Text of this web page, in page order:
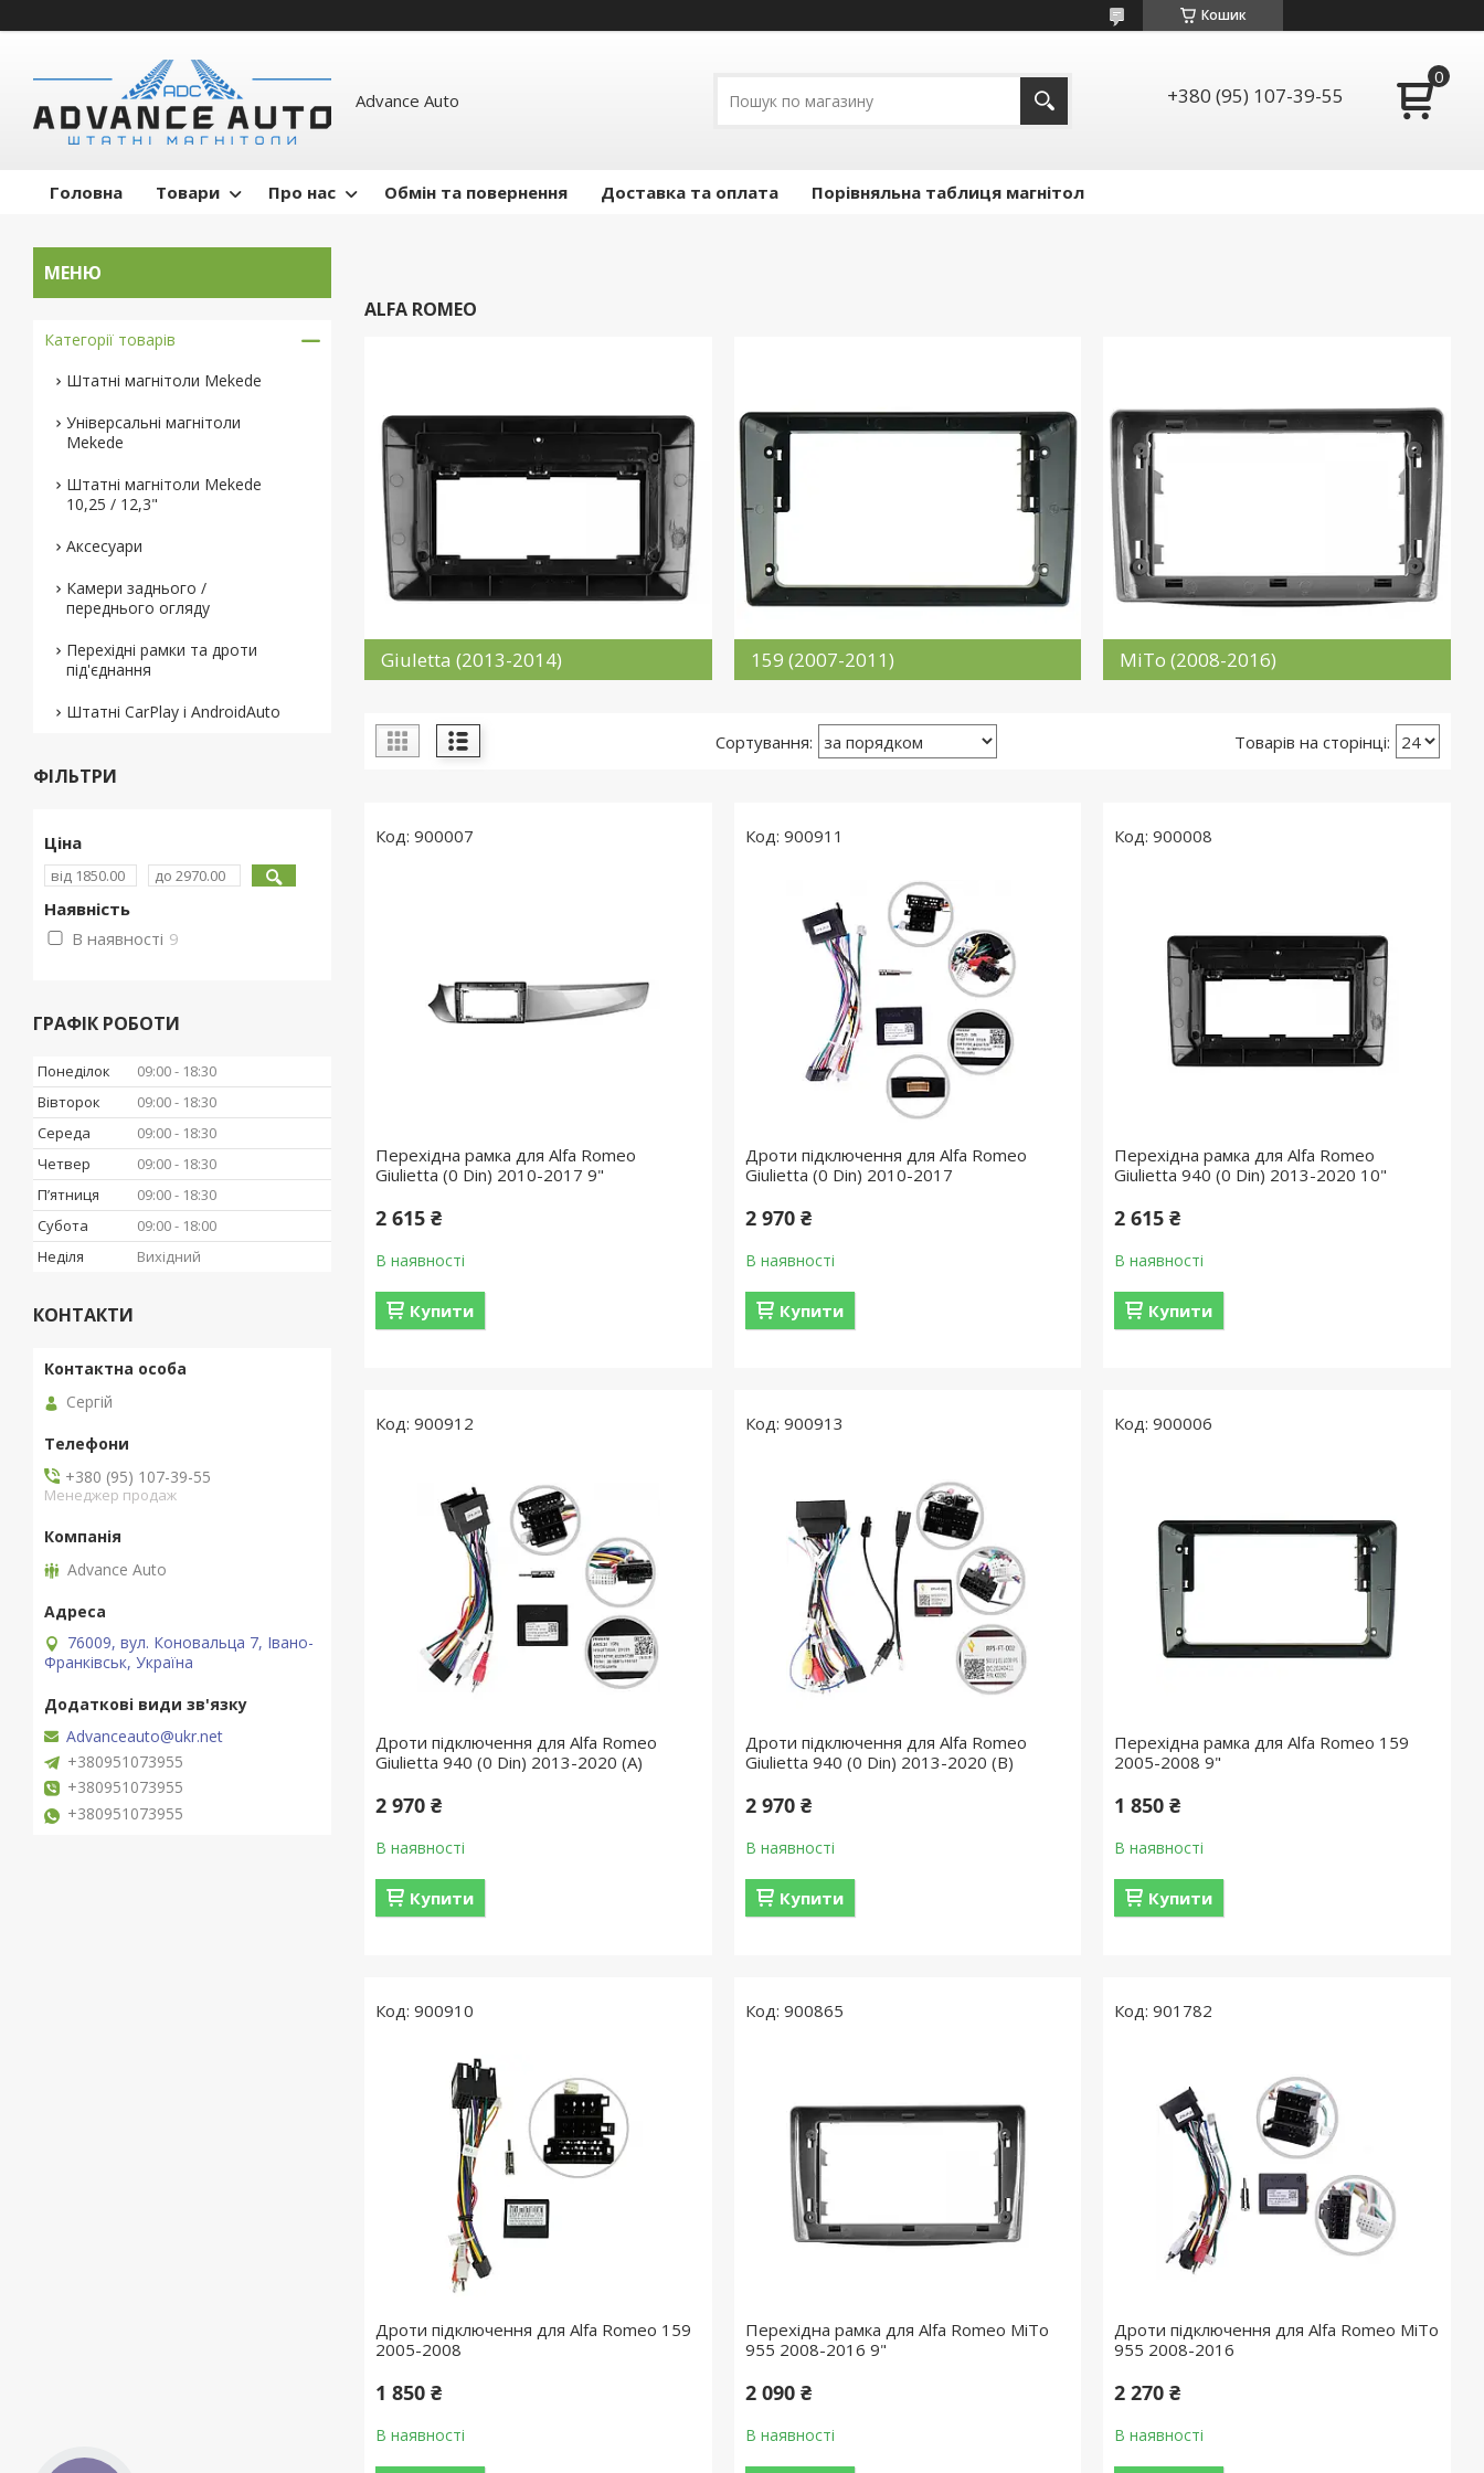
Кошик
Advance Auto +380 (95) 107-39-55
Головна Товари Про нас Обмін та повернення Доставка та оплата Порівняльна таблиця магнітол
ALFA ROMEO
Giuletta (2013-2014) 159 (2007-2011) MiTo (2008-2016)
900007
Перехідна рамка для Alfa Romeo
Giulietta (0 Din) 2010-2017 9"
2 615 ₴
В наявності
Купити
900911
Дроти підключення для Alfa Romeo
Giulietta (0 Din) 2010-2017
2 970 ₴
В наявності
Купити
900008
Перехідна рамка для Alfa Romeo
Giulietta 940 (0 Din) 2013-2020 10"
2 615 ₴
В наявності
Купити
900912
Дроти підключення для Alfa Romeo
Giulietta 940 (0 Din) 2013-2020 (A)
2 970 ₴
В наявності
Купити
900913
Дроти підключення для Alfa Romeo
Giulietta 940 (0 Din) 2013-2020 (B)
2 970 ₴
В наявності
Купити
900006
Перехідна рамка для Alfa Romeo 159
2005-2008 9"
1 850 ₴
В наявності
Купити
900910
Дроти підключення для Alfa Romeo 159
2005-2008
1 850 ₴
В наявності
900865
Перехідна рамка для Alfa Romeo MiTo
955 2008-2016 9"
2 090 ₴
В наявності
901782
Дроти підключення для Alfa Romeo MiTo
955 2008-2016
2 270 ₴
В наявності
Категорії товарів
Штатні магнітоли Mekede
Універсальні магнітоли
Mekede
Штатні магнітоли Mekede
10,25 / 12,3"
Аксесуари
Камери заднього /
переднього огляду
Перехідні рамки та дроти
під'єднання
Штатні CarPlay і AndroidAuto
ФІЛЬТРИ
Ціна
Наявність
В наявності 9
ГРАФІК РОБОТИ
Понеділок 09:00
18:30
Вівторок
09:00
18:30
Середа
09:00
18:30
Четвер
09:00
18:30
Пʼятниця
09:00
18:30
Субота
09:00
18:00
Неділя
Вихідний
КОНТАКТИ
Сергій
+380 (95) 107-39-55
Менеджер продаж
Advance Auto
76009, вул. Коновальца 7, Івано-
Франківськ, Україна
Advanceauto@ukr.net
+380951073955
+380951073955
+380951073955